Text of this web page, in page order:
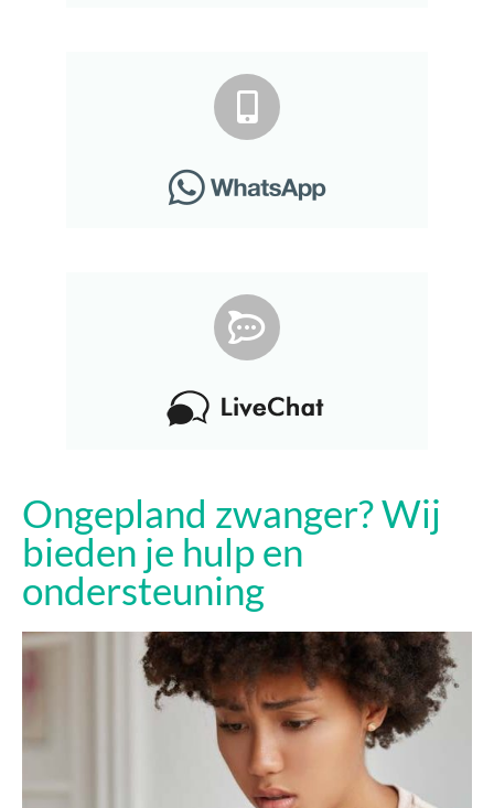
Ongepland zwanger? Wij
bieden je hulp en
ondersteuning